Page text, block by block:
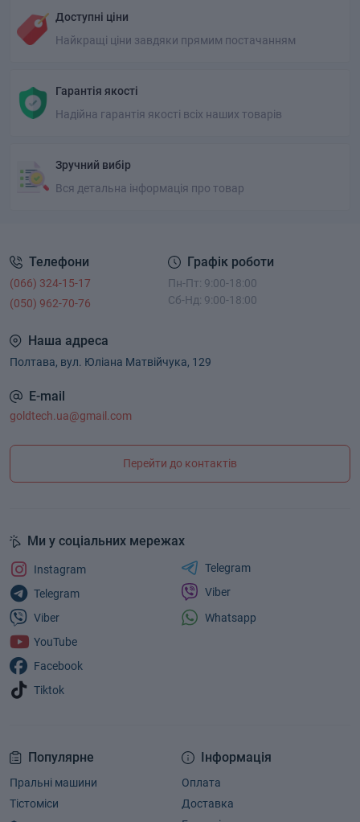
Доступні ціни
Найкращі ціни завдяки прямим постачанням
Гарантія якості
Надійна гарантія якості всіх наших товарів
Зручний вибір
Вся детальна інформація про товар
Телефони
(066) 324-15-17
(050) 962-70-76
Графік роботи
Пн-Пт: 9:00-18:00
Сб-Нд: 9:00-18:00
Наша адреса
Полтава, вул. Юліана Матвійчука, 129
E-mail
goldtech.ua@gmail.com
Перейти до контактів
Популярне
Пральні машини
Тістоміси
Інформація
Оплата
Доставка
Ми у соціальних мережах
Instagram
Telegram
Viber
YouTube
Facebook
Tiktok
Telegram
Viber
Whatsapp